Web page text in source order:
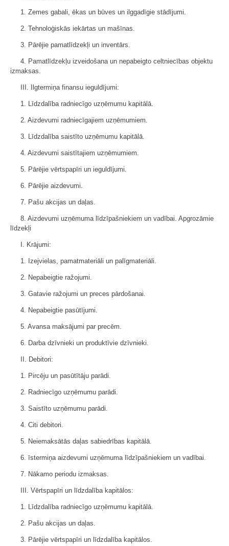
1. Zemes gabali, ēkas un būves un ilggadīgie stādījumi.
2. Tehnoloģiskās iekārtas un mašīnas.
3. Pārējie pamatlīdzekļi un inventārs.
4. Pamatlīdzekļu izveidošana un nepabeigto celtniecības objektu
izmaksas.
III. Ilgtermiņa finansu ieguldījumi:
1. Līdzdalība radniecīgo uzņēmumu kapitālā.
2. Aizdevumi radniecīgajiem uzņēmumiem.
3. Līdzdalība saistīto uzņēmumu kapitālā.
4. Aizdevumi saistītajiem uzņēmumiem.
5. Pārējie vērtspapīri un ieguldījumi.
6. Pārējie aizdevumi.
7. Pašu akcijas un daļas.
8. Aizdevumi uzņēmuma līdzīpašniekiem un vadībai. Apgrozāmie
līdzekļi
I. Krājumi:
1. Izejvielas, pamatmateriāli un palīgmateriāli.
2. Nepabeigtie ražojumi.
3. Gatavie ražojumi un preces pārdošanai.
4. Nepabeigtie pasūtījumi.
5. Avansa maksājumi par precēm.
6. Darba dzīvnieki un produktīvie dzīvnieki.
II. Debitori:
1. Pircēju un pasūtītāju parādi.
2. Radniecīgo uzņēmumu parādi.
3. Saistīto uzņēmumu parādi.
4. Citi debitori.
5. Neiemaksātās daļas sabiedrības kapitālā.
6. īstermiņa aizdevumi uzņēmuma līdzīpašniekiem un vadībai.
7. Nākamo periodu izmaksas.
III. Vērtspapīri un līdzdalība kapitālos:
1. Līdzdalība radniecīgo uzņēmumu kapitālā.
2. Pašu akcijas un daļas.
3. Pārējie vērtspapīri un līdzdalība kapitālos.